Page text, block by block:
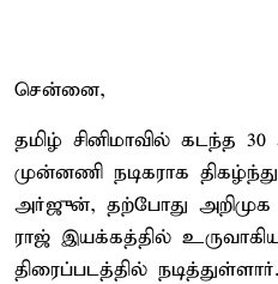
சென்னை,
தமிழ் சினிமாவில் கடந்த
முன்னணி நடிகராக
அர்ஜுன், தற்போது
ராஜ் இயக்கத்தில்
திரைப்படத்தில்